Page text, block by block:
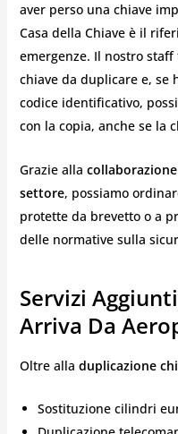
aver perso una chiave
Casa della Chiave è il
emergenze. Il nostro
chiave da duplicare e, se
codice identificativo,
con la copia, anche se la
Grazie alla
settore, possiamo
protette da brevetto o a
delle normative sulla
Servizi
Arriva Da
Oltre alla duplicazione
Sostituzione cilindri